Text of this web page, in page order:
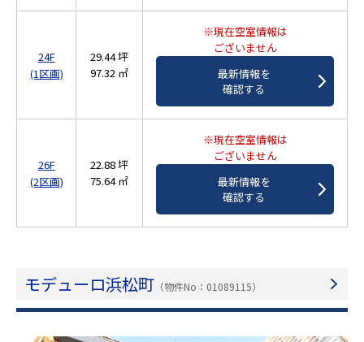
24F
(1区画)
29.44 坪
97.32 ㎡
※現在空室情報は
ございません
最新情報を
確認する
26F
(2区画)
22.88 坪
75.64 ㎡
※現在空室情報は
ございません
最新情報を
確認する
モデューロ浜松町 （物件No：01089115）